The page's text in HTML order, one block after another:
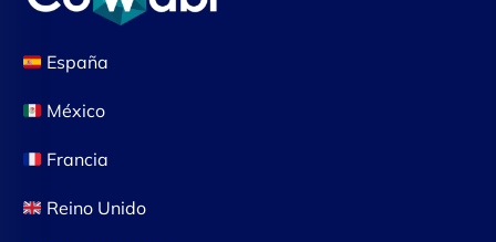
España
México
Francia
Reino Unido